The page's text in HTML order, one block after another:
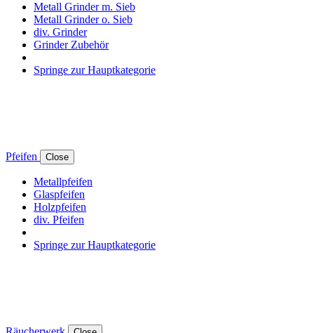
Metall Grinder m. Sieb
Metall Grinder o. Sieb
div. Grinder
Grinder Zubehör
Springe zur Hauptkategorie
Pfeifen Close
Metallpfeifen
Glaspfeifen
Holzpfeifen
div. Pfeifen
Springe zur Hauptkategorie